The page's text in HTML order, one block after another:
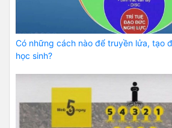
Có những cách nào để truyền lửa, tạo
học sinh?